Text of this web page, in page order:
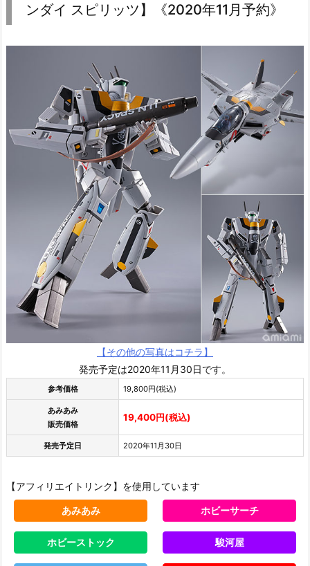
ンダイ スピリッツ】《2020年11月予約》
【その他の写真はコチラ】
発売予定は2020年11月30日です。
参考価格 19,800円(税込)
あみあみ
販売価格
19,400円(税込)
発売予定日 2020年11月30日
【アフィリエイトリンク】を使用しています
あみあみ ホビーサーチ
ホビーストック 駿河屋